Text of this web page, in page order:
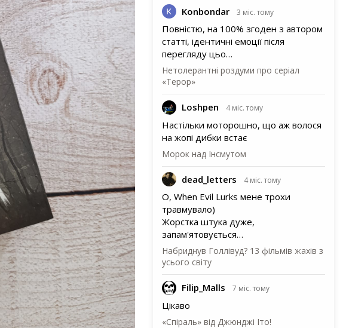
Konbondar 3 міс. тому
Повністю, на 100% згоден з автором
статті, ідентичні емоції після
перегляду цьо…
Нетолерантні роздуми про серіал
«Терор»
Loshpen 4 міс. тому
Настільки моторошно, що аж волося
на жопі дибки встає
Морок над Інсмутом
dead_letters 4 міс. тому
О, When Evil Lurks мене трохи
травмувало)
Жорстка штука дуже,
запам'ятовується…
Набриднув Голлівуд? 13 фільмів жахів з
усього світу
Filip_Malls 7 міс. тому
Цікаво
«Спіраль» від Джюнджі Іто!